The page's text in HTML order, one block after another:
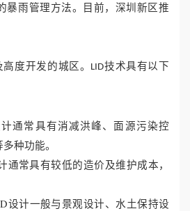
暴雨管理方法。目前，深圳新区推
度开发的城区。 LID技术具有以下
计通常具有消减洪峰、面源污染控
种功能。
通常具有较低的造价及维护成本，
设计一般与景观设计、水土保持设